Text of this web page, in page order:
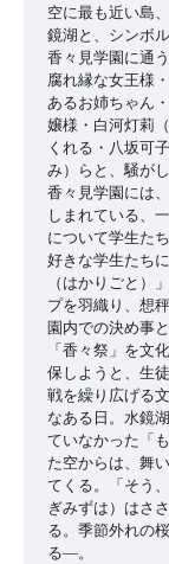
空に最も近い島
鏡湖と、シンボ
香々見学園に通
腐れ縁な女王様
あるお姉ちゃん
嬢様・白河灯莉
くれる・八坂可
み）らと、騒が
香々見学園には
しまれている、
について学生た
好きな学生たち
（はかりごと）
プを羽織り、想
園内での決め事
「香々祭」を文
保しようと、生
戦を繰り広げる
なある日。水鏡
ていなかった「
た空からは、舞
てくる。「そう
ぎみずは）はさ
る。季節外れの
る―。